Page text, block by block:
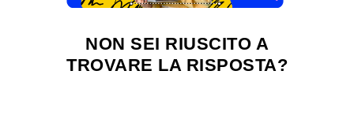
NON SEI RIUSCITO A
TROVARE LA RISPOSTA?